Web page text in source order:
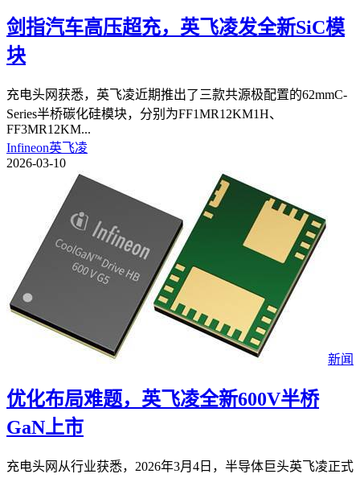
剑指汽车高压超充，英飞凌发全新SiC模
块
充电头网获悉，英飞凌近期推出了三款共源极配置的62mmC-
Series半桥碳化硅模块，分别为FF1MR12KM1H、
FF3MR12KM...
Infineon英飞凌
2026-03-10
新闻
优化布局难题，英飞凌全新600V半桥
GaN上市
充电头网从行业获悉，2026年3月4日，半导体巨头英飞凌正式